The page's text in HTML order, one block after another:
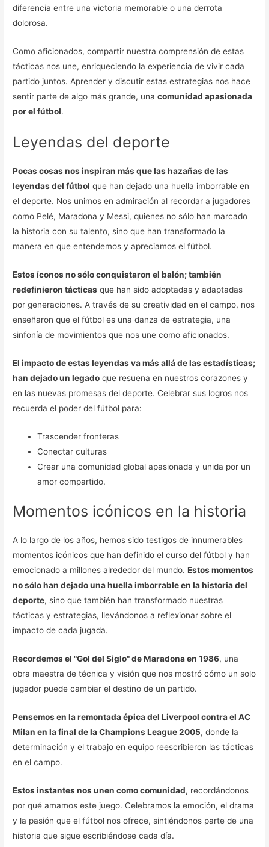
diferencia entre una victoria memorable o una derrota
dolorosa.
Como aficionados, compartir nuestra comprensión de estas
tácticas nos une, enriqueciendo la experiencia de vivir cada
partido juntos. Aprender y discutir estas estrategias nos hace
sentir parte de algo más grande, unacomunidad apasionada
por el fútbol.
Leyendas del deporte
Pocas cosas nos inspiran más que las hazañas de las
leyendas del fútbol que han dejado una huella imborrable en
el deporte. Nos unimos en admiración al recordar a jugadores
como Pelé, Maradona y Messi, quienes no sólo han marcado
la historia con su talento, sino que han transformado la
manera en que entendemos y apreciamos el fútbol.
Estos íconos no sólo conquistaron el balón; también
redefinieron tácticas que han sido adoptadas y adaptadas
por generaciones. A través de su creatividad en el campo, nos
enseñaron que el fútbol es una danza de estrategia, una
sinfonía de movimientos que nos une como aficionados.
El impacto de estas leyendas va más allá de las estadísticas;
han dejado un legado que resuena en nuestros corazones y
en las nuevas promesas del deporte. Celebrar sus logros nos
recuerda el poder del fútbol para:
Trascender fronteras
Conectar culturas
Crear una comunidad global apasionada y unida por un
amor compartido.
Momentos icónicos en la historia
A lo largo de los años, hemos sido testigos de innumerables
momentos icónicos que han definido el curso del fútbol y han
emocionado a millones alrededor del mundo.Estos momentos
no sólo han dejado una huella imborrable en la historia del
deporte, sino que también han transformado nuestras
tácticas y estrategias, llevándonos a reflexionar sobre el
impacto de cada jugada.
Recordemos el "Gol del Siglo" de Maradona en 1986, una
obra maestra de técnica y visión que nos mostró cómo un solo
jugador puede cambiar el destino de un partido.
Pensemos en la remontada épica del Liverpool contra el AC
Milan en la final de la Champions League 2005, donde la
determinación y el trabajo en equipo reescribieron las tácticas
en el campo.
Estos instantes nos unen como comunidad, recordándonos
por qué amamos este juego. Celebramos la emoción, el drama
y la pasión que el fútbol nos ofrece, sintiéndonos parte de una
historia que sigue escribiéndose cada día.